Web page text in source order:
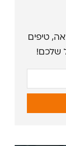
טיפים
שלכם!